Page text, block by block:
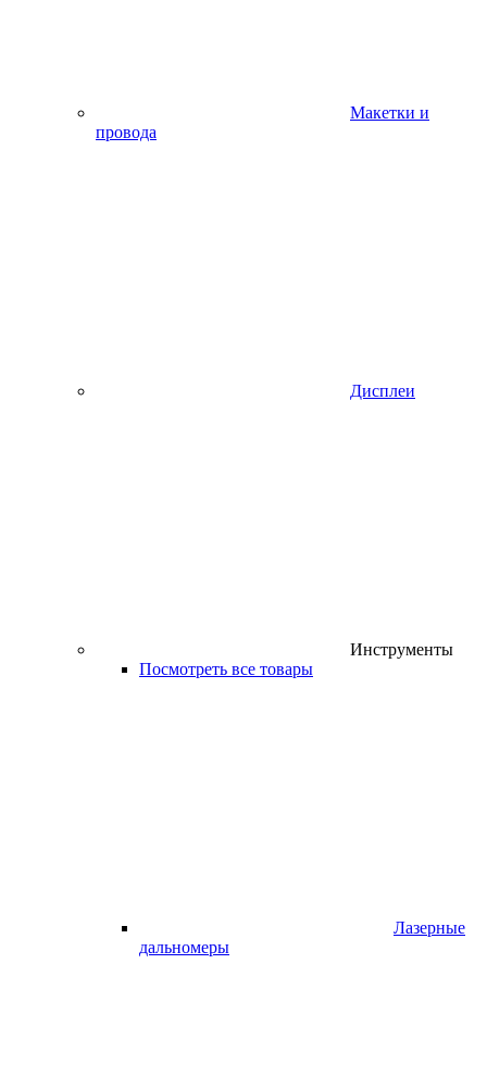
Макетки и
провода
Дисплеи
Инструменты
Посмотреть все товары
Лазерные
дальномеры